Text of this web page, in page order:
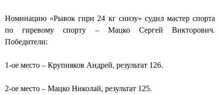
Номинацию «Рывок гири 24 кг снизу» судил мастер спорта
по гиревому спорту – Мацко Сергей Викторович.
Победители:
1-ое место – Крупняков Андрей, результат 126.
2-ое место – Мацко Николай, результат 125.